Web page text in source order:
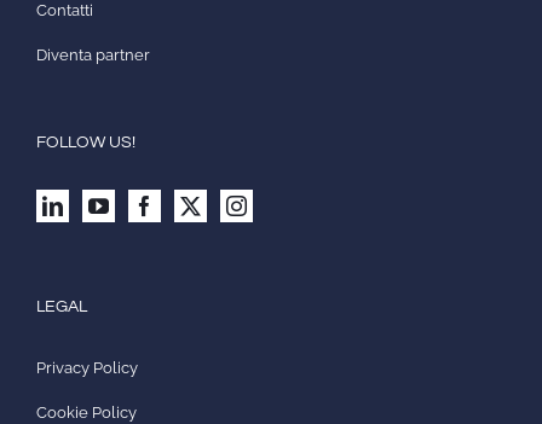
Contatti
Diventa partner
FOLLOW US!
LEGAL
Privacy Policy
Cookie Policy